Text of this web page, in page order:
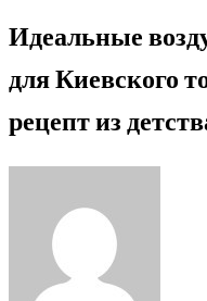
Идеальные
для Киевского
рецепт из